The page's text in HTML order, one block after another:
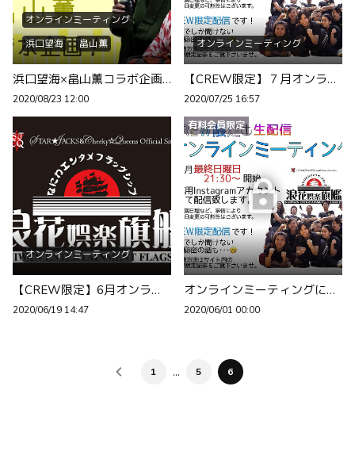
オンラインミーティング
浜口望海
畠山薫
浜口望海×畠山薫コラボ企画～8/23生配信のお知らせ～
2020/08/23 12:00
オンラインミーティング
【CREW限定】７月オンラインミーティングのお知らせ
2020/07/25 16:57
オンラインミーティング
【CREW限定】6月オンラインミーティングのお知らせ
2020/06/19 14:47
有料会員限定
オンラインミーティングに参加するには・・・
2020/06/01 00:00
1 … 5 6